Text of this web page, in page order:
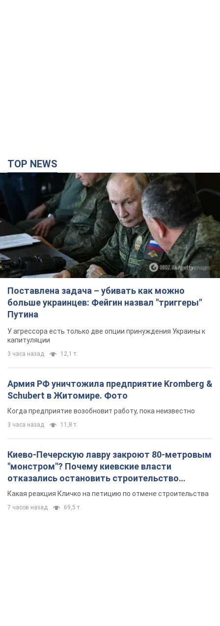
TOP NEWS
Поставлена задача – убивать как можно
больше украинцев: Фейгин назвал "триггеры"
Путина
У агрессора есть только две опции принуждения Украины к
капитуляции
3 часа назад 12,1 т.
Армия РФ уничтожила предприятие Kromberg &
Schubert в Житомире. Фото
Когда предприятие возобновит работу, пока неизвестно
3 часа назад 11,8 т.
Киево-Печерскую лавру закроют 80-метровым
"монстром"? Почему киевские власти
отказались остановить строительство
небоскреба "московского верующего"
Какая реакция Кличко на петицию по отмене строительства
7 часов назад 69,5 т.